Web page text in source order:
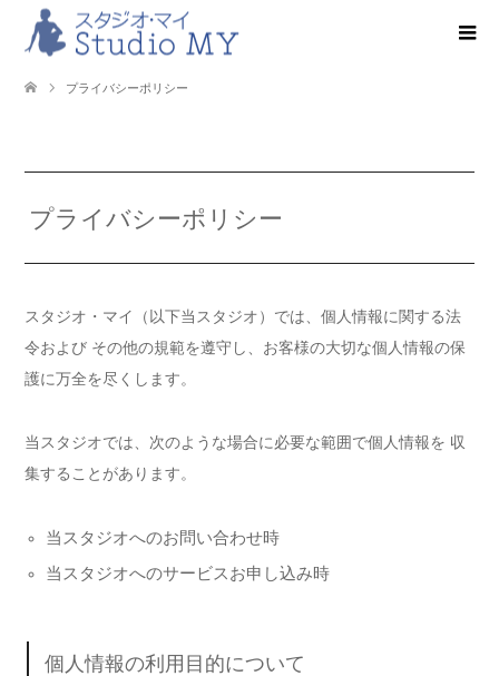
プライバシーポリシー
プライバシーポリシー
スタジオ・マイ（以下当スタジオ）では、個人情報に関する法
令および その他の規範を遵守し、お客様の大切な個人情報の保
護に万全を尽くします。
当スタジオでは、次のような場合に必要な範囲で個人情報を 収
集することがあります。
当スタジオへのお問い合わせ時
当スタジオへのサービスお申し込み時
個人情報の利用目的について